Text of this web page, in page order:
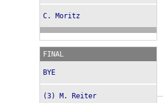
C. Moritz
FINAL
BYE
(3) M. Reiter